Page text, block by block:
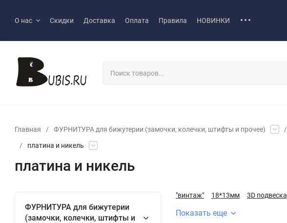
О нас Скидки Доставка Оплата Правила НОВИНКИ
Главная / ФУРНИТУРА для бижутерии (замочки, колечки, штифты и прочее) /
/ платина и никель
платина и никель
ФУРНИТУРА для бижутерии
(замочки, колечки, штифты и
"винтаж" 18*13мм 3D подвеска
Показать еще